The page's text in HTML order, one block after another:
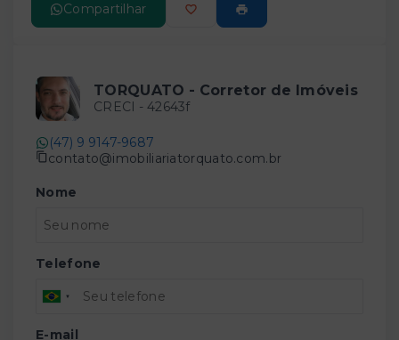
Compartilhar
TORQUATO - Corretor de Imóveis
CRECI - 42643f
(47) 9 9147-9687
contato@imobiliariatorquato.com.br
Nome
Telefone
E-mail